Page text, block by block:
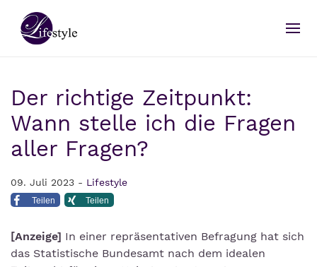
Der richtige Zeitpunkt:
Wann stelle ich die Fragen
aller Fragen?
09. Juli 2023 - Lifestyle
Teilen Teilen
[Anzeige] In einer repräsentativen Befragung hat sich
das Statistische Bundesamt nach dem idealen